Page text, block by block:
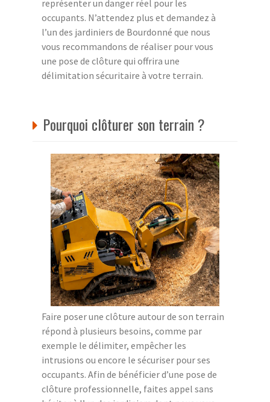
représenter un danger réel pour les
occupants. N’attendez plus et demandez à
l’un des jardiniers de Bourdonné que nous
vous recommandons de réaliser pour vous
une pose de clôture qui offrira une
délimitation sécuritaire à votre terrain.
Pourquoi clôturer son terrain ?
Faire poser une clôture autour de son terrain
répond à plusieurs besoins, comme par
exemple le délimiter, empêcher les
intrusions ou encore le sécuriser pour ses
occupants. Afin de bénéficier d’une pose de
clôture professionnelle, faites appel sans